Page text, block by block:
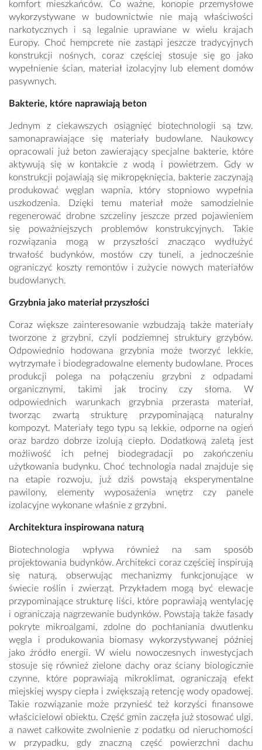
komfort mieszkańców. Co ważne, konopie przemysłowe
wykorzystywane w budownictwie nie mają właściwości
narkotycznych i są legalnie uprawiane w wielu krajach
Europy. Choć hempcrete nie zastąpi jeszcze tradycyjnych
konstrukcji nośnych, coraz częściej stosuje się go jako
wypełnienie ścian, materiał izolacyjny lub element domów
pasywnych.
Bakterie, które naprawiają beton
Jednym z ciekawszych osiągnięć biotechnologii są tzw.
samonaprawiające się materiały budowlane. Naukowcy
opracowali już beton zawierający specjalne bakterie, które
aktywują się w kontakcie z wodą i powietrzem. Gdy w
konstrukcji pojawiają się mikropęknięcia, bakterie zaczynają
produkować węglan wapnia, który stopniowo wypełnia
uszkodzenia. Dzięki temu materiał może samodzielnie
regenerować drobne szczeliny jeszcze przed pojawieniem
się poważniejszych problemów konstrukcyjnych. Takie
rozwiązania mogą w przyszłości znacząco wydłużyć
trwałość budynków, mostów czy tuneli, a jednocześnie
ograniczyć koszty remontów i zużycie nowych materiałów
budowlanych.
Grzybnia jako materiał przyszłości
Coraz większe zainteresowanie wzbudzają także materiały
tworzone z grzybni, czyli podziemnej struktury grzybów.
Odpowiednio hodowana grzybnia może tworzyć lekkie,
wytrzymałe i biodegradowalne elementy budowlane. Proces
produkcji polega na połączeniu grzybni z odpadami
organicznymi, takimi jak trociny czy słoma. W
odpowiednich warunkach grzybnia przerasta materiał,
tworząc zwartą strukturę przypominającą naturalny
kompozyt. Materiały tego typu są lekkie, odporne na ogień
oraz bardzo dobrze izolują ciepło. Dodatkową zaletą jest
możliwość ich pełnej biodegradacji po zakończeniu
użytkowania budynku. Choć technologia nadal znajduje się
na etapie rozwoju, już dziś powstają eksperymentalne
pawilony, elementy wyposażenia wnętrz czy panele
izolacyjne wykonane właśnie z grzybni.
Architektura inspirowana naturą
Biotechnologia wpływa również na sam sposób
projektowania budynków. Architekci coraz częściej inspirują
się naturą, obserwując mechanizmy funkcjonujące w
świecie roślin i zwierząt. Przykładem mogą być elewacje
przypominające strukturę liści, które poprawiają wentylację
i ograniczają nagrzewanie budynków. Powstają także fasady
pokryte mikroalgami, zdolne do pochłaniania dwutlenku
węgla i produkowania biomasy wykorzystywanej później
jako źródło energii. W wielu nowoczesnych inwestycjach
stosuje się również zielone dachy oraz ściany biologicznie
czynne, które poprawiają mikroklimat, ograniczają efekt
miejskiej wyspy ciepła i zwiększają retencję wody opadowej.
Takie rozwiązanie może przynieść też korzyści finansowe
właścicielowi obiektu. Część gmin zaczęła już stosować ulgi,
a nawet całkowite zwolnienie z podatku od nieruchomości
w przypadku, gdy znaczną część powierzchni dachu